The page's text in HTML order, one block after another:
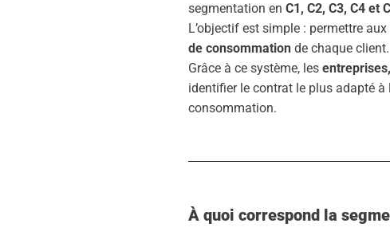
segmentation en C1, C2, C3, C4 et
L’objectif est simple : permettre
de consommation de chaque client.
Grâce à ce système, les
identifier le contrat le plus adapté à
consommation.
À quoi correspond la